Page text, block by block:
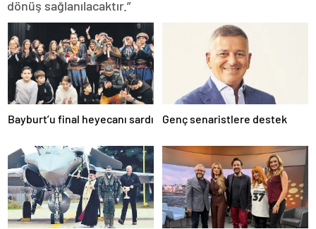
dönüş sağlanılacaktır.”
Bayburt’u final heyecanı sardı Genç senaristlere destek